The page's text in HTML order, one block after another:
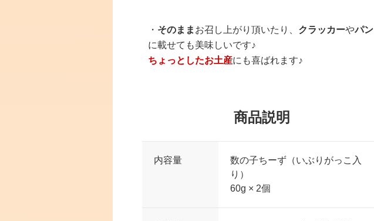
・ そのまま お召し上がり頂いたり、 クラッカーやパン
に載せても美味しいです♪
ちょっとしたお土産にも喜ばれます♪
商品説明
内容量
数の子ちーず（いぶりがっこ入
り）
60g × 2個